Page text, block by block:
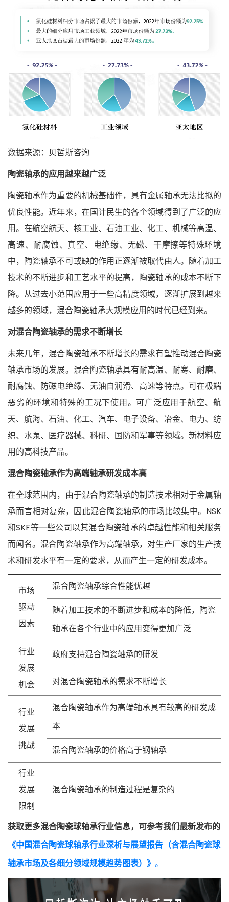
数据来源：贝哲斯咨询
陶瓷轴承的应用越来越广泛
陶瓷轴承作为重要的机械基础件，具有金属轴承无法比拟的
优良性能。近年来，在国计民生的各个领域得到了广泛的应
用。在航空航天、核工业、石油工业、化工、机械等高温、
高速、耐腐蚀、真空、电绝缘、无磁、干摩擦等特殊环境
中，陶瓷轴承不可或缺的作用正逐渐被取代由人。随着加工
技术的不断进步和工艺水平的提高，陶瓷轴承的成本不断下
降。从过去小范围应用于一些高精度领域，逐渐扩展到越来
越多的领域，混合陶瓷轴承大规模应用的时代已经到来。
对混合陶瓷轴承的需求不断增长
未来几年，混合陶瓷轴承不断增长的需求有望推动混合陶瓷
轴承市场的发展。混合陶瓷轴承具有耐高温、耐寒、耐磨、
耐腐蚀、防磁电绝缘、无油自润滑、高速等特点。可在极端
恶劣的环境和特殊的工况下使用。可广泛应用于航空、航
天、航海、石油、化工、汽车、电子设备、冶金、电力、纺
织、水泵、医疗器械、科研、国防和军事等领域。新材料应
用的高科技产品。
混合陶瓷轴承作为高端轴承研发成本高
在全球范围内，由于混合陶瓷轴承的制造技术相对于金属轴
承而言相对复杂，因此混合陶瓷轴承的市场比较集中。NSK
和SKF等一些公司以其混合陶瓷轴承的卓越性能和相关服务
而闻名。混合陶瓷轴承作为高端轴承，对生产厂家的生产技
术和研发水平有一定的要求，从而产生一定的研发成本。
市场
驱动
因素
混合陶瓷轴承综合性能优越
随着加工技术的不断进步和成本的降低，陶瓷
轴承在各个行业中的应用变得更加广泛
行业
发展
机会
政府支持混合陶瓷轴承的研发
对混合陶瓷轴承的需求不断增长
行业
发展
挑战
混合陶瓷轴承作为高端轴承具有较高的研发成
本
混合陶瓷轴承的价格高于钢轴承
行业
发展
限制
混合陶瓷轴承的制造过程是复杂的
获取更多混合陶瓷球轴承行业信息，可参考我们最新发布的
《中国混合陶瓷球轴承行业深析与展望报告（含混合陶瓷球
轴承市场及各细分领域规模趋势图表）》 。